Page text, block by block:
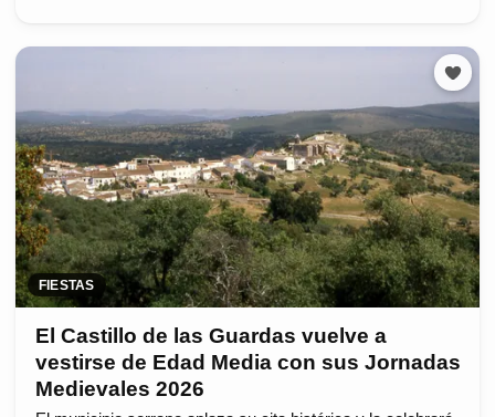
FIESTAS
El Castillo de las Guardas vuelve a
vestirse de Edad Media con sus Jornadas
Medievales 2026